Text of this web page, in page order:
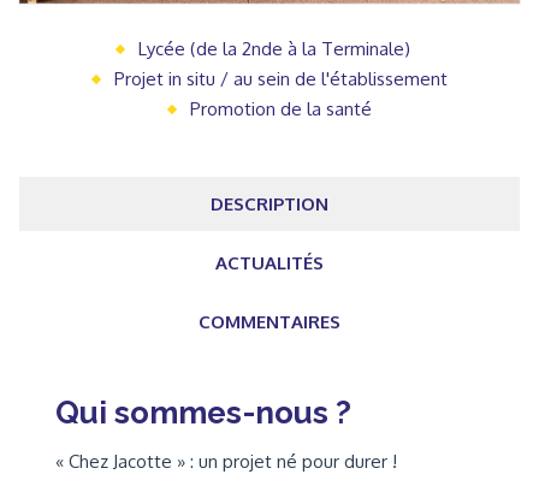
Lycée (de la 2nde à la Terminale)
Projet in situ / au sein de l'établissement
Promotion de la santé
DESCRIPTION
ACTUALITÉS
COMMENTAIRES
Qui sommes-nous ?
« Chez Jacotte » : un projet né pour durer !